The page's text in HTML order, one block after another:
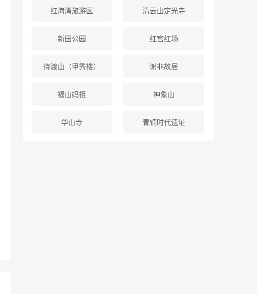
红海湾旅游区 清云山定光寺
新田公园 红宫红场
待渡山（甲秀楼） 谢非故居
福山妈祖 神象山
华山寺 青铜时代遗址